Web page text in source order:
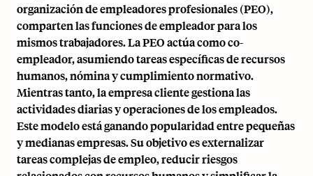
organización de empleadores profesionales (PEO),
comparten las funciones de empleador para los
mismos trabajadores. La PEO actúa como co-
empleador, asumiendo tareas específicas de recursos
humanos, nómina y cumplimiento normativo.
Mientras tanto, la empresa cliente gestiona las
actividades diarias y operaciones de los empleados.
Este modelo está ganando popularidad entre pequeñas
y medianas empresas. Su objetivo es externalizar
tareas complejas de empleo, reducir riesgos